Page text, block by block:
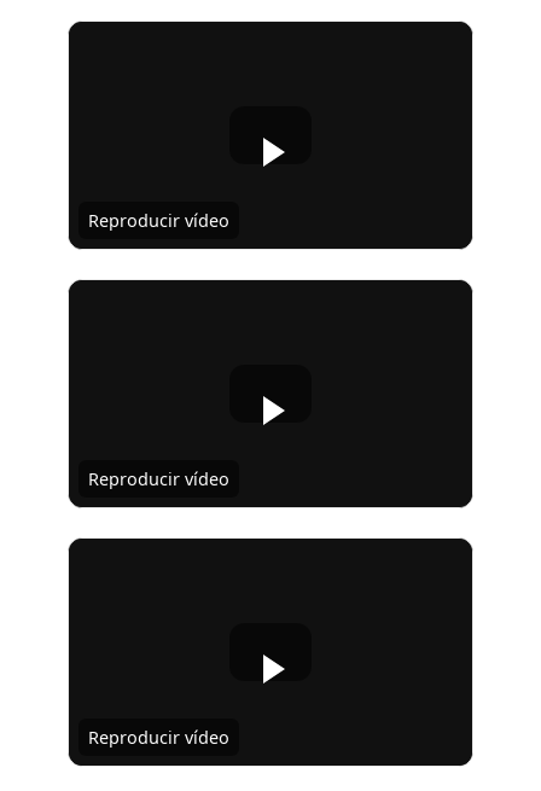
Reproducir vídeo
Reproducir vídeo
Reproducir vídeo